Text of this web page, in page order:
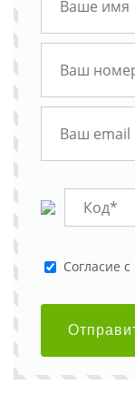
Cогласие с